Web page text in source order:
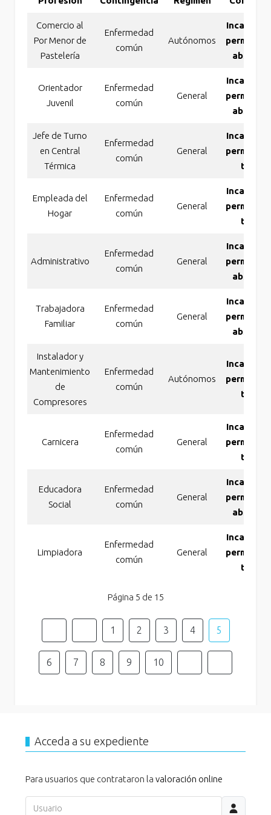
Comercio al
Por Menor de
Pastelería
Enfermedad
común
Autónomos
Orientador
Juvenil
Enfermedad
común
General
Jefe de Turno
en Central
Térmica
Enfermedad
común
General
total
Empleada del
Hogar
Enfermedad
común
General
total
Administrativo
Enfermedad
común
General
Trabajadora
Familiar
Enfermedad
común
General
Instalador y
Mantenimiento
de
Compresores
Enfermedad
común
Autónomos
total
Carnicera
Enfermedad
común
General
total
Educadora
Social
Enfermedad
común
General
Limpiadora
Enfermedad
común
General
total
Página 5 de 15
1 2 3 4 5
6 7 8 9 10
Acceda a su expediente
Para usuarios que contrataron la valoración online
Usuario